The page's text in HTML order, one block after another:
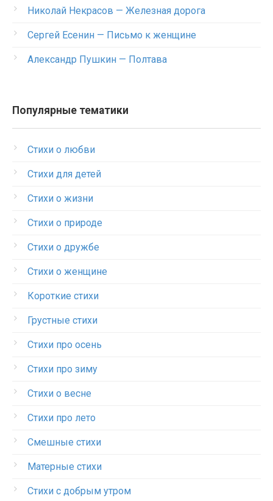
Николай Некрасов — Железная дорога
Сергей Есенин — Письмо к женщине
Александр Пушкин — Полтава
Популярные тематики
Стихи о любви
Стихи для детей
Стихи о жизни
Стихи о природе
Стихи о дружбе
Стихи о женщине
Короткие стихи
Грустные стихи
Стихи про осень
Стихи про зиму
Стихи о весне
Стихи про лето
Смешные стихи
Матерные стихи
Стихи с добрым утром